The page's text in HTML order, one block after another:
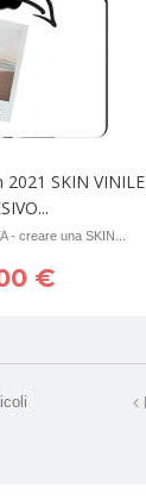
SKIN VINILE
- creare una SKIN...
€